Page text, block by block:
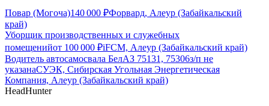
Повар (Могоча)140 000 ₽Форвард, Алеур (Забайкальский
край)
Уборщик производственных и служебных
помещенийот 100 000 ₽iFCM, Алеур (Забайкальский край)
Водитель автосамосвала БелАЗ 75131, 75306з/п не
указанаСУЭК, Сибирская Угольная Энергетическая
Компания, Алеур (Забайкальский край)
HeadHunter